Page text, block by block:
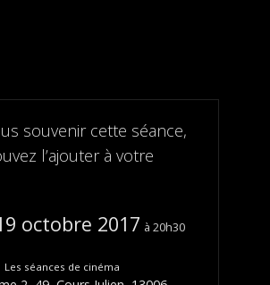
souvenir cette séance,
l’ajouter à votre
octobre 2017 20h30
Les séances de cinéma